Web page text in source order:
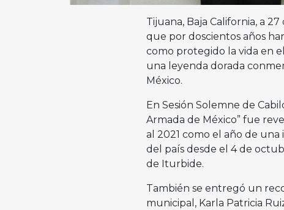
Tijuana, Baja California, a
que por doscientos años
como protegido la vida en
una leyenda dorada
México.
En Sesión Solemne de
Armada de México” fue
al 2021 como el año de
del país desde el 4 de
de Iturbide.
También se entregó un
municipal, Karla Patricia